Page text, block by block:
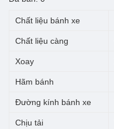
Chất liệu bánh xe
Chất liệu càng
Xoay
Hãm bánh
Đường kính bánh xe
Chịu tải